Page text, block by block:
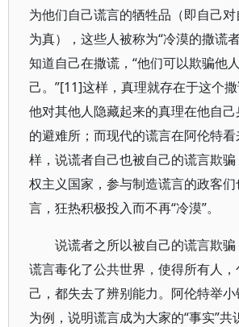
为他们自己谎言的牺牲品（即自己
为真），这些人被称为“冷漠的撒谎
知道自己在撒谎，“他们可以欺骗他
己。”[11]这样，真理就存在于这个
他对其他人隐藏起来的真理在他自
的避难所；而现代的谎言在阿伦特
样，说谎者自己也被自己的谎言欺
权主义国家，参与制造谎言的政客
言，狂热积极投入而不再“冷漠”。
说谎者之所以被自己的谎言欺
谎言毒化了公共世界，使得所有人
己，都失去了辨别能力。阿伦特举
为例，说明谎言成为大家的“事实”